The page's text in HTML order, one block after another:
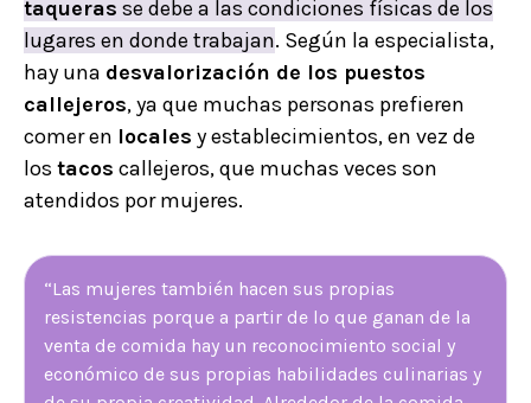
taqueras se debe a las condiciones físicas de los
lugares en donde trabajan. Según la especialista,
hay una desvalorización de los puestos
callejeros, ya que muchas personas prefieren
comer en locales y establecimientos, en vez de
los tacos callejeros, que muchas veces son
atendidos por mujeres.
“Las mujeres también hacen sus propias
resistencias porque a partir de lo que ganan de la
venta de comida hay un reconocimiento social y
económico de sus propias habilidades culinarias y